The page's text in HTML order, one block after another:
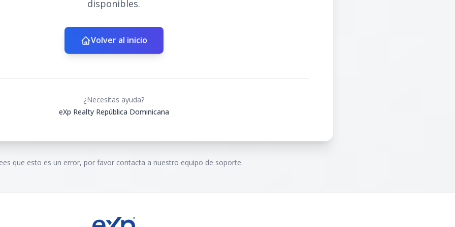
disponibles.
Volver al inicio
¿Necesitas ayuda?
eXp Realty República Dominicana
que esto es un error, por favor contacta a nuestro equipo de soporte.